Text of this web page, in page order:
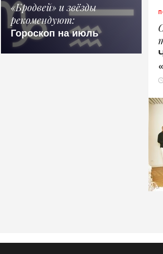
«Бродвей» и звёзды
рекомендуют
Гороскоп на июль